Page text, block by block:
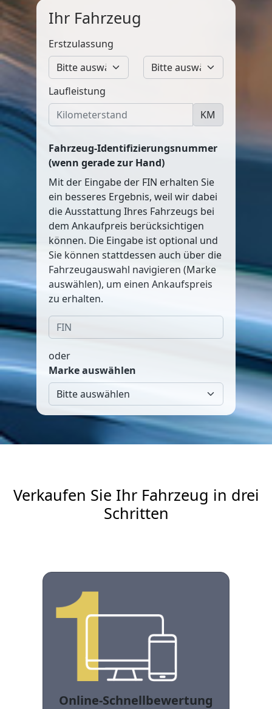
Ihr Fahrzeug
Erstzulassung
Laufleistung
KM
Fahrzeug-Identifizierungsnummer
(wenn gerade zur Hand)
Mit der Eingabe der FIN erhalten Sie
ein besseres Ergebnis, weil wir dabei
die Ausstattung Ihres Fahrzeugs bei
dem Ankaufpreis berücksichtigen
können. Die Eingabe ist optional und
Sie können stattdessen auch über die
Fahrzeugauswahl navigieren (Marke
auswählen), um einen Ankaufspreis
zu erhalten.
oder
Marke auswählen
Verkaufen Sie Ihr Fahrzeug in drei
Schritten
Online-Schnellbewertung